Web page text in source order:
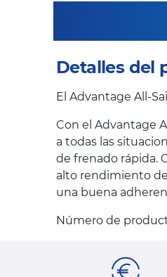
Detalles del
El Advantage All-
Con el Advantage
a todas las
de frenado rápida.
alto rendimiento
una buena
Número de